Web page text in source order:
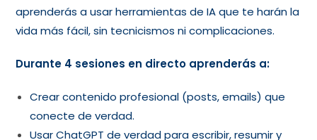
aprenderás a usar herramientas de IA que te harán la
vida más fácil, sin tecnicismos ni complicaciones.
Durante 4 sesiones en directo aprenderás a:
Crear contenido profesional (posts, emails) que
conecte de verdad.
Usar ChatGPT de verdad para escribir, resumir y